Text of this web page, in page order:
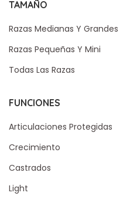
TAMAÑO
Razas Medianas Y Grandes
Razas Pequeñas Y Mini
Todas Las Razas
FUNCIONES
Articulaciones Protegidas
Crecimiento
Castrados
Light